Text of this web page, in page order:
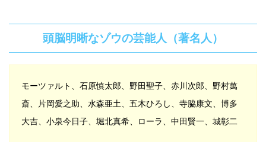
頭脳明晰なゾウの芸能人（著名人）
モーツァルト、石原慎太郎、野田聖子、赤川次郎、野村萬
斎、片岡愛之助、水森亜土、五木ひろし、寺脇康文、博多
大吉、小泉今日子、堀北真希、ローラ、中田賢一、城彰二